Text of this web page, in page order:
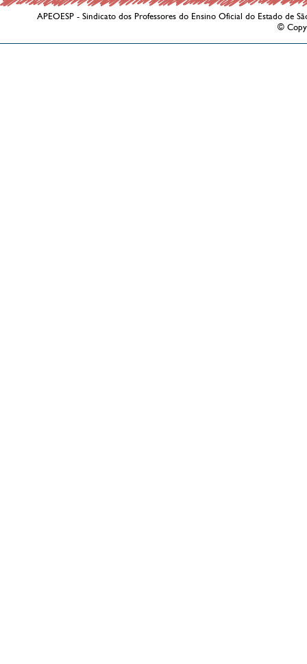
APEOESP - Sindicato dos Professores do Ensino Oficial do Estado de
©